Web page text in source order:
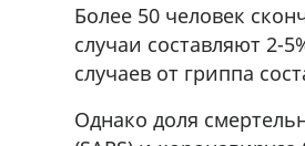
Более 50 человек
случаи составляют 2-
случаев от гриппа
Однако доля
30 57
Продается